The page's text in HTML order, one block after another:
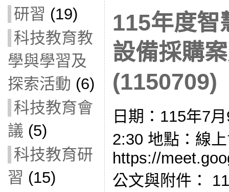
研習 (19)
科技教育教
學與學習及
探索活動 (6)
科技教育會
議 (5)
科技教育研
習 (15)
115年度智
設備採購
(1150709)
日期：115年7
2:30 地點：線
https://
公文與附件：